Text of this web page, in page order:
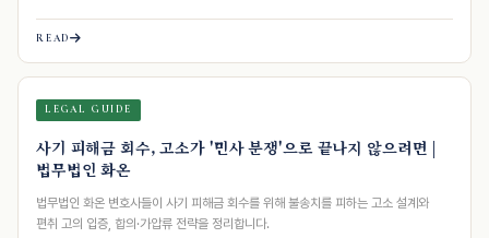
READ
LEGAL GUIDE
사기 피해금 회수, 고소가 '민사 분쟁'으로 끝나지 않으려면 |
법무법인 화온
법무법인 화온 변호사들이 사기 피해금 회수를 위해 불송치를 피하는 고소 설계와
편취 고의 입증, 합의·가압류 전략을 정리합니다.